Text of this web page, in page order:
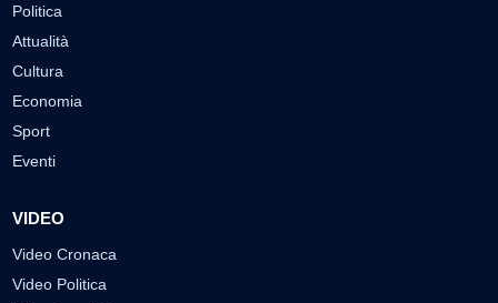
Politica
Attualità
Cultura
Economia
Sport
Eventi
VIDEO
Video Cronaca
Video Politica